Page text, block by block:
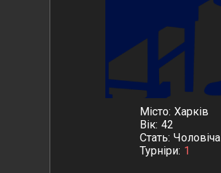
Місто Харків
Вік 42
Стать Чоловіча
Турніри 1